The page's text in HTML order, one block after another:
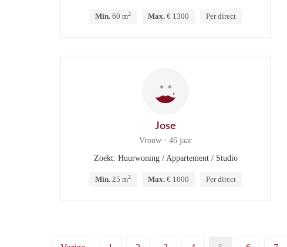
Min. 60 m2 Max. € 1300 Per direct
Jose
Vrouw · 46 jaar
Zoekt: Huurwoning / Appartement / Studio
Min. 25 m2 Max. € 1000 Per direct